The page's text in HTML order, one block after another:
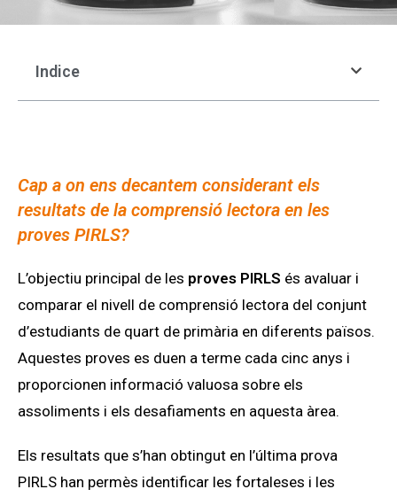
Indice
Cap a on ens decantem considerant els
resultats de la comprensió lectora en les
proves PIRLS?
L’objectiu principal de les proves PIRLS és avaluar i
comparar el nivell de comprensió lectora del conjunt
d’estudiants de quart de primària en diferents països.
Aquestes proves es duen a terme cada cinc anys i
proporcionen informació valuosa sobre els
assoliments i els desafiaments en aquesta àrea.
Els resultats que s’han obtingut en l’última prova
PIRLS han permès identificar les fortaleses i les